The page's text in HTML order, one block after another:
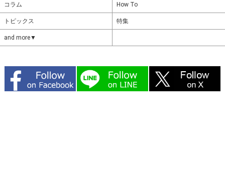
コラム How To
トピックス 特集
and more▼